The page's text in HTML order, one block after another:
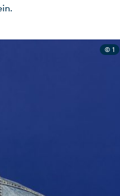
© 1